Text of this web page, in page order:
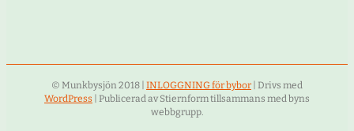
© Munkbysjön 2018 | INLOGGNING för bybor | Drivs med
WordPress | Publicerad av Stiernform tillsammans med byns
webbgrupp.